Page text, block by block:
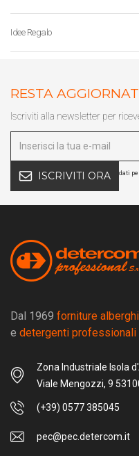
Idee Regalo
RESTA
Iscriviti alla newsletter per
ISCRIVITI ORA dati
Dal 1969 forniture
e detergenti professionali
Zona Industriale Isola
Viale Mengozzi, 9
(+39) 0577 385045
pec@pec.detercom.it